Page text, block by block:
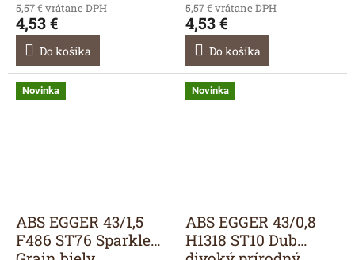
5,57 € vrátane DPH
4,53 €
Do košíka
5,57 € vrátane DPH
4,53 €
Do košíka
Novinka
ABS EGGER 43/1,5
F486 ST76 Sparkle
Novinka
ABS EGGER 43/0,8
H1318 ST10 Dub